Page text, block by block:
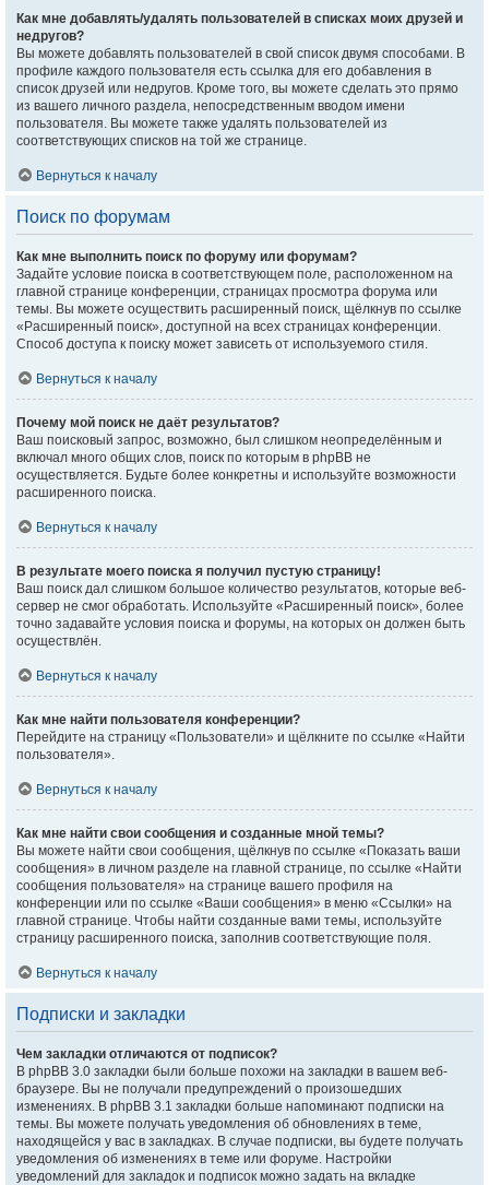
Как мне добавлять/удалять пользователей в списках моих друзей и
недругов?
Вы можете добавлять пользователей в свой список двумя способами. В
профиле каждого пользователя есть ссылка для его добавления в
список друзей или недругов. Кроме того, вы можете сделать это прямо
из вашего личного раздела, непосредственным вводом имени
пользователя. Вы можете также удалять пользователей из
соответствующих списков на той же странице.
Вернуться к началу
Поиск по форумам
Как мне выполнить поиск по форуму или форумам?
Задайте условие поиска в соответствующем поле, расположенном на
главной странице конференции, страницах просмотра форума или
темы. Вы можете осуществить расширенный поиск, щёлкнув по ссылке
«Расширенный поиск», доступной на всех страницах конференции.
Способ доступа к поиску может зависеть от используемого стиля.
Вернуться к началу
Почему мой поиск не даёт результатов?
Ваш поисковый запрос, возможно, был слишком неопределённым и
включал много общих слов, поиск по которым в phpBB не
осуществляется. Будьте более конкретны и используйте возможности
расширенного поиска.
Вернуться к началу
В результате моего поиска я получил пустую страницу!
Ваш поиск дал слишком большое количество результатов, которые веб-
сервер не смог обработать. Используйте «Расширенный поиск», более
точно задавайте условия поиска и форумы, на которых он должен быть
осуществлён.
Вернуться к началу
Как мне найти пользователя конференции?
Перейдите на страницу «Пользователи» и щёлкните по ссылке «Найти
пользователя».
Вернуться к началу
Как мне найти свои сообщения и созданные мной темы?
Вы можете найти свои сообщения, щёлкнув по ссылке «Показать ваши
сообщения» в личном разделе на главной странице, по ссылке «Найти
сообщения пользователя» на странице вашего профиля на
конференции или по ссылке «Ваши сообщения» в меню «Ссылки» на
главной странице. Чтобы найти созданные вами темы, используйте
страницу расширенного поиска, заполнив соответствующие поля.
Вернуться к началу
Подписки и закладки
Чем закладки отличаются от подписок?
В phpBB 3.0 закладки были больше похожи на закладки в вашем веб-
браузере. Вы не получали предупреждений о произошедших
изменениях. В phpBB 3.1 закладки больше напоминают подписки на
темы. Вы можете получать уведомления об обновлениях в теме,
находящейся у вас в закладках. В случае подписки, вы будете получать
уведомления об изменениях в теме или форуме. Настройки
уведомлений для закладок и подписок можно задать на вкладке